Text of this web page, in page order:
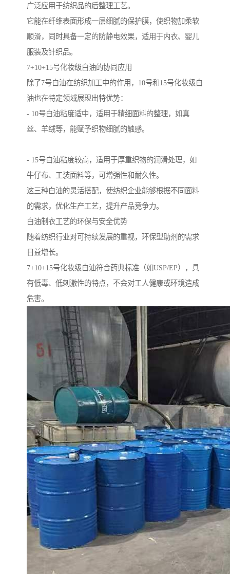
广泛应用于纺织品的后整理工艺。
它能在纤维表面形成一层细腻的保护膜，使织物加柔软
顺滑，同时具备一定的防静电效果，适用于内衣、婴儿
服装及针织品。
7+10+15号化妆级白油的协同应用
除了7号白油在纺织加工中的作用，10号和15号化妆级白
油也在特定领域展现出特优势：
- 10号白油粘度适中，适用于精细面料的整理，如真
丝、羊绒等，能赋予织物细腻的触感。
- 15号白油粘度较高，适用于厚重织物的润滑处理，如
牛仔布、工装面料等，可增强性和耐久性。
这三种白油的灵活搭配，使纺织企业能够根据不同面料
的需求，优化生产工艺，提升产品竞争力。
白油制衣工艺的环保与安全优势
随着纺织行业对可持续发展的重视，环保型助剂的需求
日益增长。
7+10+15号化妆级白油符合药典标准（如USP/EP），具
有低毒、低刺激性的特点，不会对工人健康或环境造成
危害。